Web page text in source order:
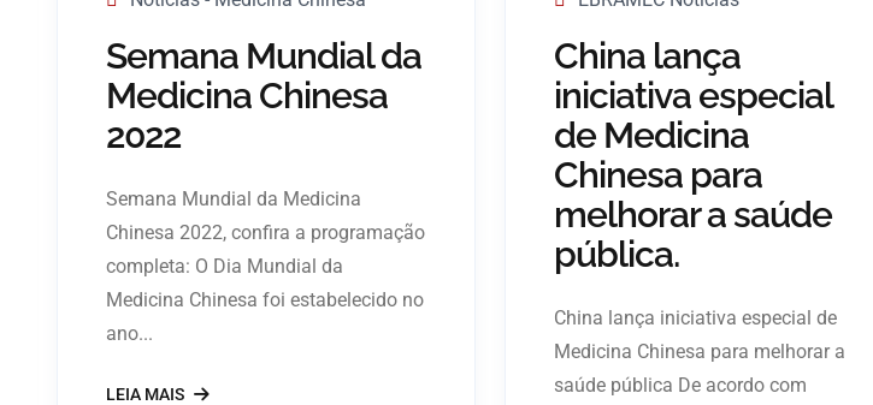
Semana Mundial da
Medicina Chinesa
2022
Semana Mundial da Medicina
Chinesa 2022, confira a programação
completa: O Dia Mundial da
Medicina Chinesa foi estabelecido no
ano...
LEIA MAIS
China lança
iniciativa especial
de Medicina
Chinesa para
melhorar a saúde
pública.
China lança iniciativa especial de
Medicina Chinesa para melhorar a
saúde pública De acordo com